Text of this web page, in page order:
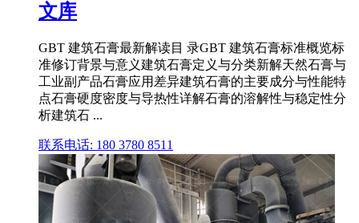
文库
GBT 建筑石膏最新解读目 录GBT 建筑石膏标准概览标
准修订背景与意义建筑石膏定义与分类新解天然石膏与
工业副产品石膏应用差异建筑石膏的主要成分与性能特
点石膏硬度密度与导热性详解石膏的溶解性与稳定性分
析建筑石 ...
联系电话: 180 3780 8511